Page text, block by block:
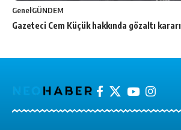
GenelGÜNDEM
Gazeteci Cem Küçük hakkında gözaltı kararı